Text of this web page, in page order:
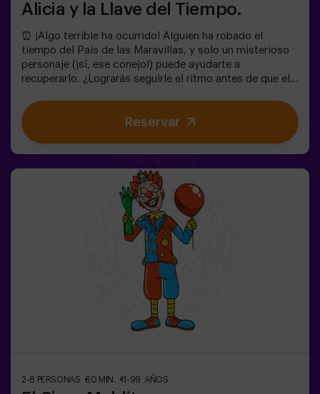
Alicia y la Llave del Tiempo.
⏰ ¡Algo terrible ha ocurrido! Alguien ha robado el
tiempo del País de las Maravillas, y solo un misterioso
personaje (¡sí, ese conejo!) puede ayudarte a
recuperarlo. ¿Lograrás seguirle el ritmo antes de que el
room mágico y familiar, vivirás una aventura donde:✔
Resolverás enigmas divertidos (¡como los del
Sombrerero Loco!).✔ Explorarás el Jardín Secreto de la
emocionante?✅ Ideal para niños | familias | cumpleaños
infantiles🎂 Además del juego, puedes reservar nuestra
sala de meriendas.👩‍🏫 Monitor incluido únicamente
con el pack de cumpleaños.👧 Edad: +6 años (dificultad
baja, perfecto para pequeños aventureros).⚠️ Aviso:
Pasos estrechos en algunas zonas.
Reservar
2-8 PERSONAS 60 MIN. 11-99 AÑOS